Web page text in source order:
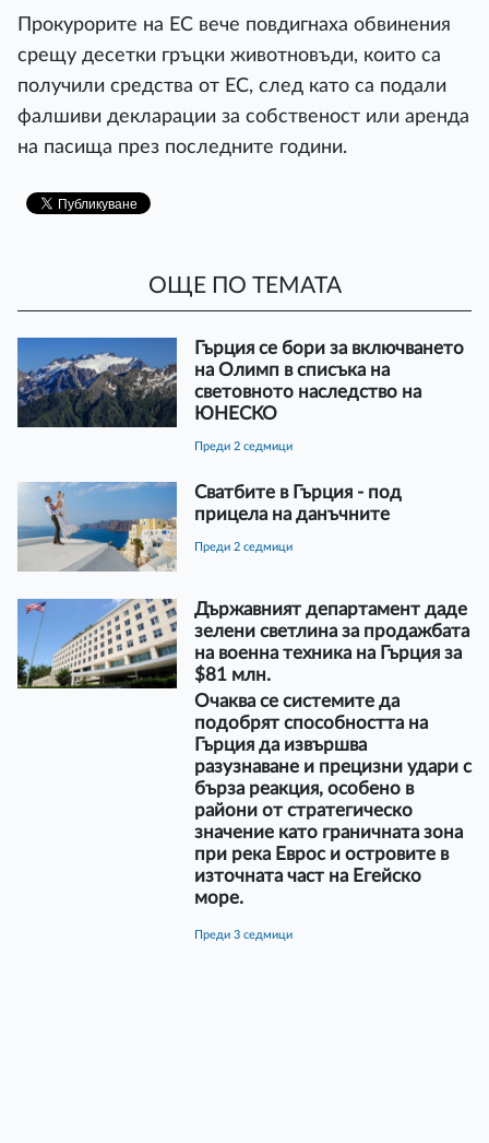
Прокурорите на ЕС вече повдигнаха обвинения
срещу десетки гръцки животновъди, които са
получили средства от ЕС, след като са подали
фалшиви декларации за собственост или аренда
на пасища през последните години.
ОЩЕ ПО ТЕМАТА
Гърция се бори за включването
на Олимп в списъка на
световното наследство на
ЮНЕСКО
преди 2 седмици
Сватбите в Гърция - под
прицела на данъчните
преди 2 седмици
Държавният департамент даде
зелени светлина за продажбата
на военна техника на Гърция за
$81 млн.
Очаква се системите да
подобрят способността на
Гърция да извършва
разузнаване и прецизни удари с
бърза реакция, особено в
райони от стратегическо
значение като граничната зона
при река Еврос и островите в
източната част на Егейско
море.
преди 3 седмици